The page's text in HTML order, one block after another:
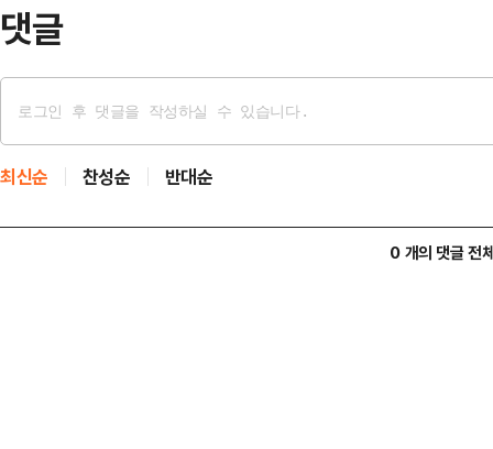
댓글
최신순 찬성순 반대순
0 개의 댓글 전